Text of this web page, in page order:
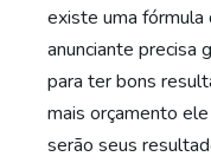
existe uma
anunciante precisa
para ter bons
mais orçamento
serão seus